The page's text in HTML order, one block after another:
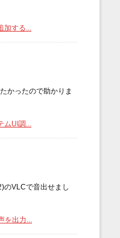
加する...
かったので助かりま
ムUI調...
のVLCで音出せまし
を出力...